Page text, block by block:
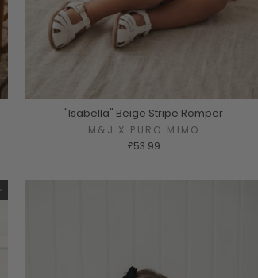
"Isabella" Beige Stripe Romper
M&J X PURO MIMO
£53.99